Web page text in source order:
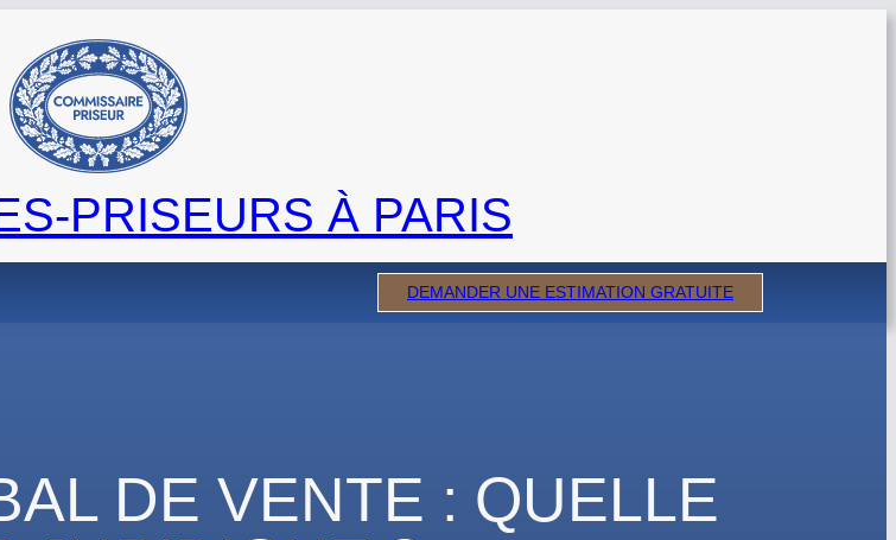
PRISEURS À PARIS
DEMANDER UNE ESTIMATION GRATUITE
DE VENTE : QUELLE